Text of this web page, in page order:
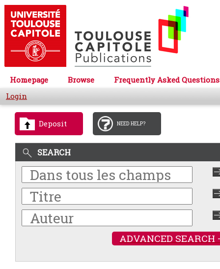
Homepage Browse
Frequently Asked Questions
Login
Deposit NEED HELP?
SEARCH
ADVANCED SEARCH